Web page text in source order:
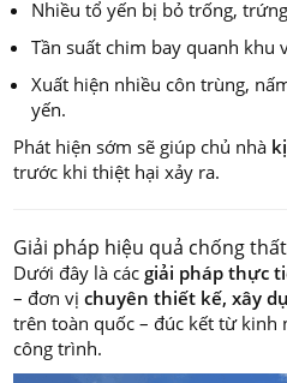
Nhiều tổ yến bị bỏ trống,
Tần suất chim bay quanh khu
Xuất hiện nhiều côn trùng,
yến.
Phát hiện sớm sẽ giúp chủ nhà
trước khi thiệt hại xảy ra.
Giải pháp hiệu quả chống
Dưới đây là cácgiải pháp thực
– đơn vịchuyên thiết kế, xây
trên toàn quốc – đúc kết từ kinh
công trình.